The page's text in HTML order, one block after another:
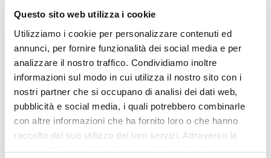
Questo sito web utilizza i cookie
Utilizziamo i cookie per personalizzare contenuti ed
annunci, per fornire funzionalità dei social media e per
analizzare il nostro traffico. Condividiamo inoltre
informazioni sul modo in cui utilizza il nostro sito con i
nostri partner che si occupano di analisi dei dati web,
pubblicità e social media, i quali potrebbero combinarle
con altre informazioni che ha fornito loro o che hanno
raccolto dal suo utilizzo dei loro servizi. Attraverso la
sezione "Mostra dettagli" è possibile gestire le proprie
Spessore Piano
45 mm
Estensione Massima
170 cm
Dimensioni Allunghe
40 cm
Numero Allunghe
CODICE:DA-5B CODICE:RZ-2B